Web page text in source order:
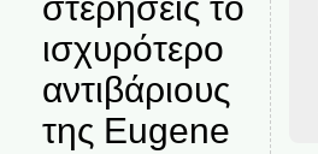
ισχυρότερο
αντιβάριους
της Eugene